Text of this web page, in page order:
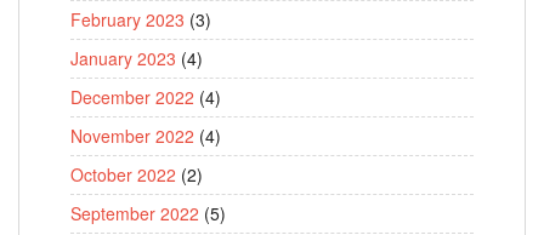
February 2023 (3)
January 2023 (4)
December 2022 (4)
November 2022 (4)
October 2022 (2)
September 2022 (5)